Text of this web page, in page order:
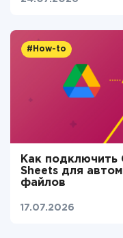
#How-to
Как подключить
Sheets для
файлов
17.07.2026